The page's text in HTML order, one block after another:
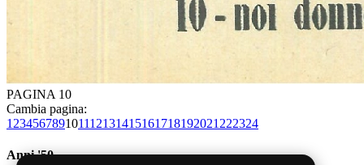
PAGINA 10
Cambia pagina:
1 23456789101112131415161718192021 222324
Anni '50